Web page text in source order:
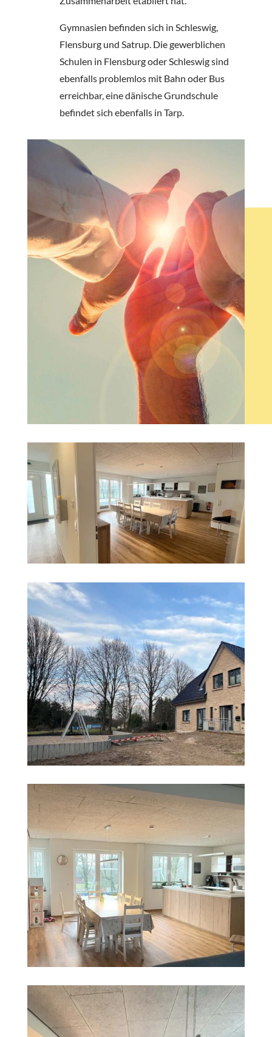
Gymnasien befinden sich in Schleswig,
Flensburg und Satrup. Die gewerblichen
Schulen in Flensburg oder Schleswig sind
ebenfalls problemlos mit Bahn oder Bus
erreichbar, eine dänische Grundschule
befindet sich ebenfalls in Tarp.